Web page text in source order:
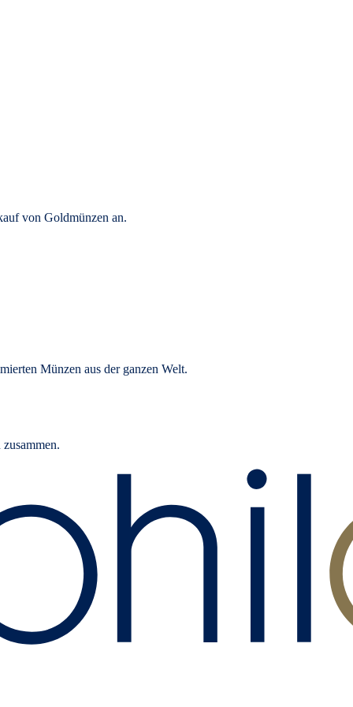
von Goldmünzen an.
Münzen aus der ganzen Welt.